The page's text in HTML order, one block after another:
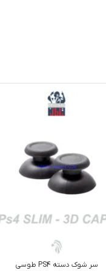
سر شوک دسته PS4 طوسی